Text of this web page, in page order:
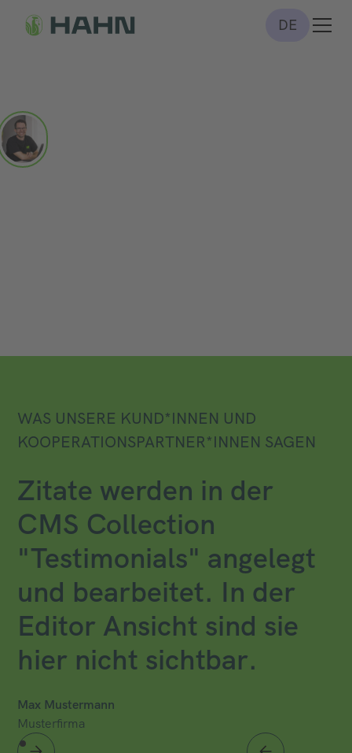
DE
Das General­bau­unter­
nehmen für Ihre archi­
WAS UNSERE KUND*INNEN UND
KOOPERATIONSPARTNER*INNEN SAGEN
Zitate werden in der
CMS Collection
"Testimonials" angelegt
und bearbeitet. In der
Editor Ansicht sind sie
hier nicht sichtbar.
Max Mustermann
Musterfirma